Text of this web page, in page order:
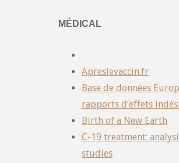
MÉDICAL
Apreslevaccin.fr
Base de données
rapports d’effets
Birth of a New Earth
C-19 treatment:
studies